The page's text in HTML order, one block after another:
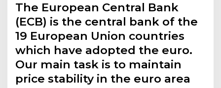
The European Central Bank
(ECB) is the central bank of the
19 European Union countries
which have adopted the euro.
Our main task is to maintain
price stability in the euro area